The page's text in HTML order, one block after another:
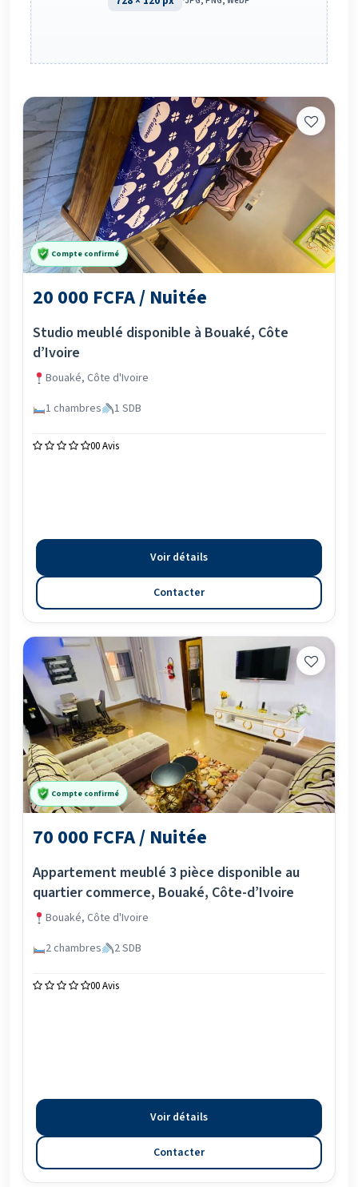
Compte confirmé
20 000 FCFA / Nuitée
Studio meublé disponible à Bouaké, Côte
d’Ivoire
Bouaké, Côte d'Ivoire
1 chambres
1 SDB
00 Avis
Voir détails
Contacter
Compte confirmé
70 000 FCFA / Nuitée
Appartement meublé 3 pièce disponible au
quartier commerce, Bouaké, Côte-d’Ivoire
Bouaké, Côte d'Ivoire
2 chambres
2 SDB
00 Avis
Voir détails
Contacter